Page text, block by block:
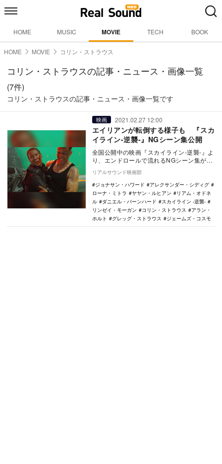
HOME MUSIC MOVIE TECH BOOK
HOME MOVIE コリン・ストラウス
コリン・ストラウスの記事・ニュース・画像一覧
(7件)
コリン・ストラウスの記事・ニュース・画像一覧です
映画 2021.02.27 12:00
エイリアンが転倒する様子も 『スカ
イライン-逆襲-』NGシーン集公開
全国公開中の映画『スカイライン-逆襲-』よ
り、エンドロールで流れるNGシーン集が公
開された。 本作は、謎の生命体によって
征服…
リアルサウンド映画部
ジョナサン・ハワード
アレクサンダー・シディグ
ローナ・ミトラ
ヤヤン・ルヒアン
リアム・オドネ
ル
ダニエル・バーンハード
スカイライン -逆襲-
リンゼイ・モーガン
コリン・ストラウス
アラン・
ホルト
グレッグ・ストラウス ジェームズ・コスモ